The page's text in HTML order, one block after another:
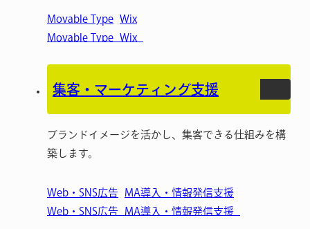
Movable Type Wix
集客・マーケティング支援
ブランドイメージを活かし、集客できる仕組みを構
築します。
Web・SNS広告 MA導入・情報発信支援